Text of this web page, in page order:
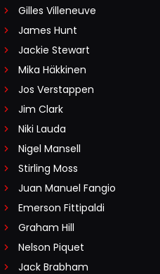
Gilles Villeneuve
James Hunt
Jackie Stewart
Mika Häkkinen
Jos Verstappen
Jim Clark
Niki Lauda
Nigel Mansell
Stirling Moss
Juan Manuel Fangio
Emerson Fittipaldi
Graham Hill
Nelson Piquet
Jack Brabham